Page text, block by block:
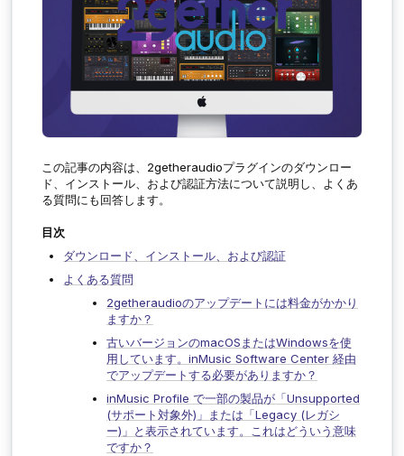
この記事の内容は、2getheraudioプラグインのダウンロー
ド、インストール、および認証方法について説明し、よくあ
る質問にも回答します。
目次
ダウンロード、インストール、および認証
よくある質問
2getheraudioのアップデートには料金がかかり
ますか？
古いバージョンのmacOSまたはWindowsを使
用しています。inMusic Software Center 経由
でアップデートする必要がありますか？
inMusic Profile で一部の製品が「Unsupported
(サポート対象外)」または「Legacy (レガシ
ー)」と表示されています。これはどういう意味
ですか？